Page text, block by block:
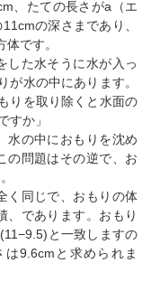
、たての長さがa（エ
の深さまであり、
です。
した水そうに水が入っ
が水の中にあります。
りを取り除くと水面の
すか」
水の中におもりを沈め
の問題はその逆で、お
。
く同じで、おもりの体
、であります。おもり
と一致しますの
9.6cmと求められま